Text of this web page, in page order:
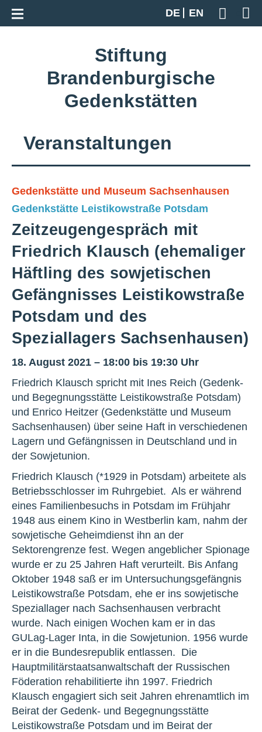
DE
EN
Geben
Zur Gesamtübersicht
Stiftung
Brandenburgische
Gedenkstätten
Veranstaltungen
Gedenkstätte und Museum Sachsenhausen
Gedenkstätte Leistikowstraße Potsdam
Zeitzeugengespräch mit
Friedrich Klausch (ehemaliger
Häftling des sowjetischen
Gefängnisses Leistikowstraße
Potsdam und des
Speziallagers Sachsenhausen)
18. August 2021 – 18:00 bis 19:30 Uhr
Friedrich Klausch spricht mit Ines Reich (Gedenk-
und Begegnungsstätte Leistikowstraße Potsdam)
und Enrico Heitzer (Gedenkstätte und Museum
Sachsenhausen) über seine Haft in verschiedenen
Lagern und Gefängnissen in Deutschland und in
der Sowjetunion.
Friedrich Klausch (*1929 in Potsdam) arbeitete als
Betriebsschlosser im Ruhrgebiet. Als er während
eines Familienbesuchs in Potsdam im Frühjahr
1948 aus einem Kino in Westberlin kam, nahm der
sowjetische Geheimdienst ihn an der
Sektorengrenze fest. Wegen angeblicher Spionage
wurde er zu 25 Jahren Haft verurteilt. Bis Anfang
Oktober 1948 saß er im Untersuchungsgefängnis
Leistikowstraße Potsdam, ehe er ins sowjetische
Speziallager nach Sachsenhausen verbracht
wurde. Nach einigen Wochen kam er in das
GULag-Lager Inta, in die Sowjetunion. 1956 wurde
er in die Bundesrepublik entlassen. Die
Hauptmilitärstaatsanwaltschaft der Russischen
Föderation rehabilitierte ihn 1997. Friedrich
Klausch engagiert sich seit Jahren ehrenamtlich im
Beirat der Gedenk- und Begegnungsstätte
Leistikowstraße Potsdam und im Beirat der